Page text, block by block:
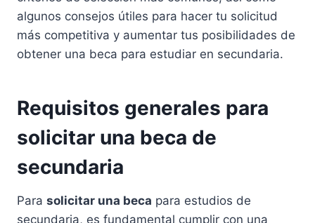
algunos consejos útiles para hacer tu solicitud
más competitiva y aumentar tus posibilidades de
obtener una beca para estudiar en secundaria.
Requisitos generales para
solicitar una beca de
secundaria
Para solicitar una beca para estudios de
secundaria, es fundamental cumplir con una